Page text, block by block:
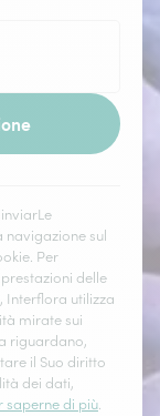
navigazione sul
Per
delle
Interflora utilizza
mirate sui
riguardano,
il Suo diritto
dei dati,
saperne di più.